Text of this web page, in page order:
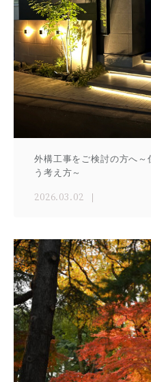
外構工事をご検討の方へ
う考え方～
2026.03.02